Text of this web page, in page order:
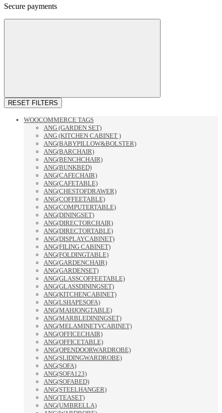
Secure payments
RESET FILTERS
WOOCOMMERCE TAGS
ANG (GARDEN SET)
ANG (KITCHEN CABINET )
ANG(BABYPILLOW&BOLSTER)
ANG(BARCHAIR)
ANG(BENCHCHAIR)
ANG(BUNKBED)
ANG(CAFECHAIR)
ANG(CAFETABLE)
ANG(CHESTOFDRAWER)
ANG(COFFEETABLE)
ANG(COMPUTERTABLE)
ANG(DININGSET)
ANG(DIRECTORCHAIR)
ANG(DIRECTORTABLE)
ANG(DISPLAYCABINET)
ANG(FILING CABINET)
ANG(FOLDINGTABLE)
ANG(GARDENCHAIR)
ANG(GARDENSET)
ANG(GLASSCOFFEETABLE)
ANG(GLASSDININGSET)
ANG(KITCHENCABINET)
ANG(LSHAPESOFA)
ANG(MAHJONGTABLE)
ANG(MARBLEDININGSET)
ANG(MELAMINETVCABINET)
ANG(OFFICECHAIR)
ANG(OFFICETABLE)
ANG(OPENDOORWARDROBE)
ANG(SLIDINGWARDROBE)
ANG(SOFA)
ANG(SOFA123)
ANG(SOFABED)
ANG(STEELHANGER)
ANG(TEASET)
ANG(UMBRELLA)